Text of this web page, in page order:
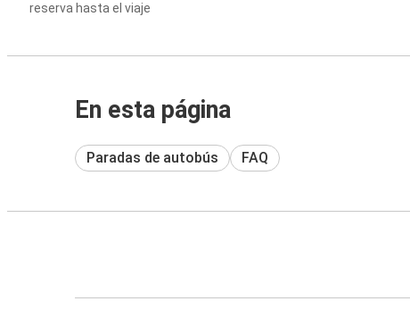
reserva hasta el viaje
En esta página
Paradas de autobús FAQ